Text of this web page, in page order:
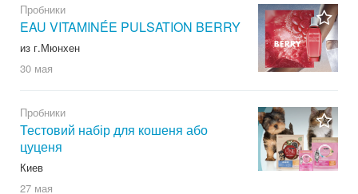
Пробники
EAU VITAMINÉE PULSATION BERRY
из г.Мюнхен
30 мая
Пробники
Тестовий набір для кошеня або
цуценя
Киев
27 мая